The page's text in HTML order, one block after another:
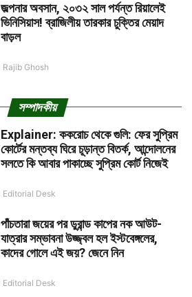
জল্পনার অবসান, ২০৩২ সাল পর্যন্ত রিয়ালেই
ভিনিসিয়াস! ব্রাজিলীয় তারকার চুক্তির মেয়াদ
বাড়ল
Rajib Ghosh
সম্পাদকীয়
Explainer: ককরোচ থেকে গুলি: ফের সুপ্রিম
কোর্টের মন্তব্য ঘিরে চূড়ান্ত বিতর্ক, আন্দোলনের
সলতে কি আবার পাকাচ্ছে সুপ্রিম কোর্ট নিজেই
Editorial Desk
পাঁচতারা জয়ের পর ডুরান্ড কাপের নক আউট-
যাত্রার সম্ভাবনা উজ্জ্বল হল ইস্টবেঙ্গলের,
কাদের গোলে এই জয়? জেনে নিন
Editorial Desk